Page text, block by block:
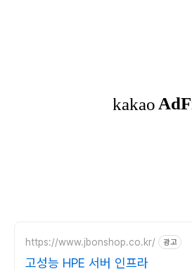
https://www.jbonshop.co.kr/ 광고
고성능 HPE 서버 인프라